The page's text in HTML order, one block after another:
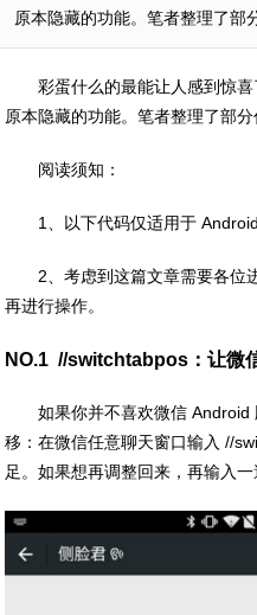
原本隐藏的功能。笔者整理了部
彩蛋什么的最能让人感到惊
原本隐藏的功能。笔者整理了部
阅读须知：
1、以下代码仅适用于
2、考虑到这篇文章需要各位
再进行操作。
NO.1 //switchtabpos：让微
如果你并不喜欢微信 Android
移：在微信任意聊天窗口输入 //
足。如果想再调整回来，再输入一